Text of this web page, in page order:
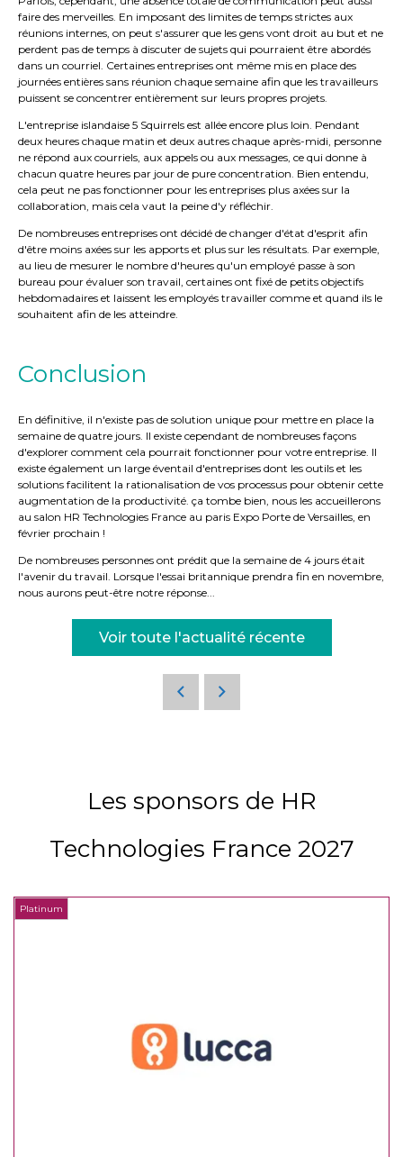
faire des merveilles. En imposant des limites de temps strictes aux
réunions internes, on peut s'assurer que les gens vont droit au but et ne
perdent pas de temps à discuter de sujets qui pourraient être abordés
dans un courriel. Certaines entreprises ont même mis en place des
journées entières sans réunion chaque semaine afin que les travailleurs
puissent se concentrer entièrement sur leurs propres projets.
L'entreprise islandaise 5 Squirrels est allée encore plus loin. Pendant
deux heures chaque matin et deux autres chaque après-midi, personne
ne répond aux courriels, aux appels ou aux messages, ce qui donne à
chacun quatre heures par jour de pure concentration. Bien entendu,
cela peut ne pas fonctionner pour les entreprises plus axées sur la
collaboration, mais cela vaut la peine d'y réfléchir.
De nombreuses entreprises ont décidé de changer d'état d'esprit afin
d'être moins axées sur les apports et plus sur les résultats. Par exemple,
au lieu de mesurer le nombre d'heures qu'un employé passe à son
bureau pour évaluer son travail, certaines ont fixé de petits objectifs
hebdomadaires et laissent les employés travailler comme et quand ils le
souhaitent afin de les atteindre.
Conclusion
En définitive, il n'existe pas de solution unique pour mettre en place la
semaine de quatre jours. Il existe cependant de nombreuses façons
d'explorer comment cela pourrait fonctionner pour votre entreprise. Il
existe également un large éventail d'entreprises dont les outils et les
solutions facilitent la rationalisation de vos processus pour obtenir cette
augmentation de la productivité. ça tombe bien, nous les accueillerons
au salon HR Technologies France au paris Expo Porte de Versailles, en
février prochain !
De nombreuses personnes ont prédit que la semaine de 4 jours était
l'avenir du travail. Lorsque l'essai britannique prendra fin en novembre,
nous aurons peut-être notre réponse...
Voir toute l'actualité récente
Les sponsors de HR
Technologies France 2027
Platinum